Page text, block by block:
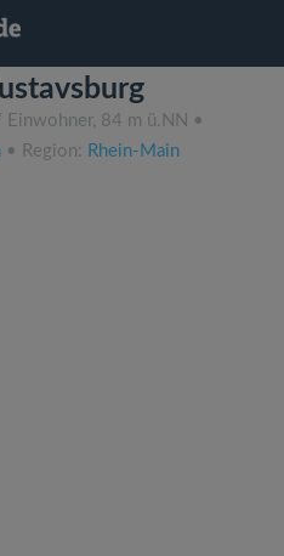
84 m ü.NN •
• Region: Rhein-Main